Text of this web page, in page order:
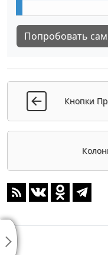
Попробовать
Кнопки